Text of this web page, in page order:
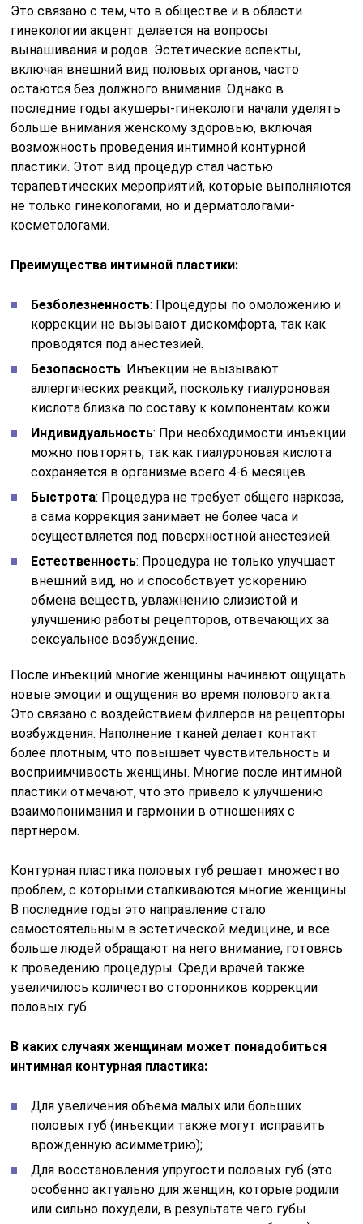
Это связано с тем, что в обществе и в области
гинекологии акцент делается на вопросы
вынашивания и родов. Эстетические аспекты,
включая внешний вид половых органов, часто
остаются без должного внимания. Однако в
последние годы акушеры-гинекологи начали уделять
больше внимания женскому здоровью, включая
возможность проведения интимной контурной
пластики. Этот вид процедур стал частью
терапевтических мероприятий, которые выполняются
не только гинекологами, но и дерматологами-
косметологами.
Преимущества интимной пластики:
Безболезненность: Процедуры по омоложению и
коррекции не вызывают дискомфорта, так как
проводятся под анестезией.
Безопасность: Инъекции не вызывают
аллергических реакций, поскольку гиалуроновая
кислота близка по составу к компонентам кожи.
Индивидуальность: При необходимости инъекции
можно повторять, так как гиалуроновая кислота
сохраняется в организме всего 4-6 месяцев.
Быстрота: Процедура не требует общего наркоза,
а сама коррекция занимает не более часа и
осуществляется под поверхностной анестезией.
Естественность: Процедура не только улучшает
внешний вид, но и способствует ускорению
обмена веществ, увлажнению слизистой и
улучшению работы рецепторов, отвечающих за
сексуальное возбуждение.
После инъекций многие женщины начинают ощущать
новые эмоции и ощущения во время полового акта.
Это связано с воздействием филлеров на рецепторы
возбуждения. Наполнение тканей делает контакт
более плотным, что повышает чувствительность и
восприимчивость женщины. Многие после интимной
пластики отмечают, что это привело к улучшению
взаимопонимания и гармонии в отношениях с
партнером.
Контурная пластика половых губ решает множество
проблем, с которыми сталкиваются многие женщины.
В последние годы это направление стало
самостоятельным в эстетической медицине, и все
больше людей обращают на него внимание, готовясь
к проведению процедуры. Среди врачей также
увеличилось количество сторонников коррекции
половых губ.
В каких случаях женщинам может понадобиться
интимная контурная пластика:
Для увеличения объема малых или больших
половых губ (инъекции также могут исправить
врожденную асимметрию);
Для восстановления упругости половых губ (это
особенно актуально для женщин, которые родили
или сильно похудели, в результате чего губы